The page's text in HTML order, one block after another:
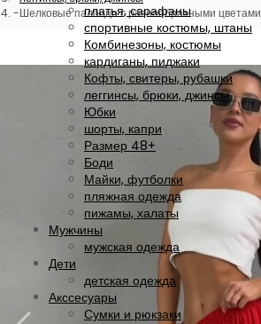
платья, сарафаны
спортивные костюмы, штаны
Комбинезоны, костюмы
кардиганы, пиджаки
Кофты, свитеры, рубашки
леггинсы, брюки, джинсы
Юбки
шорты, капри
Размер 48+
Боди
Майки, футболки
пляжная одежда
пижамы, халаты
Мужчины
мужская одежда
Дети
детская одежда
Акссесуары
Сумки и рюкзаки
Шелковые палаццо с разнообразными цветами